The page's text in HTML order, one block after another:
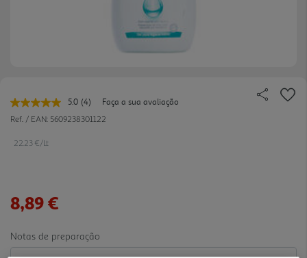
5.0 Leu
4
(4)
Faça a sua avaliação
Ref. / EAN: 5609238301122
22.23 €/Lt
8,89 €
Notas de preparação